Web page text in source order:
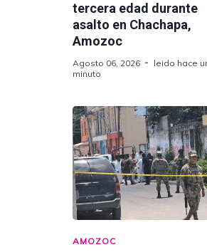
tercera edad durante
asalto en Chachapa,
Amozoc
Agosto 06, 2026
leido hace
minuto
AMOZOC